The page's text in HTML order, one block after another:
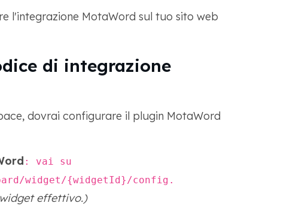
l'integrazione MotaWord sul tuo sito web
di integrazione
dovrai configurare il plugin MotaWord
: vai su
widget/{widgetId}/config.
effettivo.)